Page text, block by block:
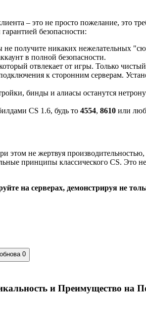
– это не просто пожелание, это
безопасности:
получите никаких нежелательных
в полной безопасности.
отвлекает от игры. Только
к сторонним серверам.
бинды и алиасы останутся
CS 1.6, будь то 4554, 8610 или
не жертвуя
принципы классического CS. Это не
на серверах, демонстрируя не
0
и Преимущество на